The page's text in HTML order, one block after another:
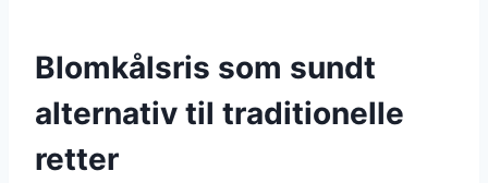
Blomkålsris som sundt
alternativ til traditionelle
retter